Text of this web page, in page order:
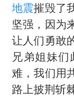
地震摧毁了
坚强，因为
让人们勇敢
兄弟姐妹
难，我们用
路上披荆斩